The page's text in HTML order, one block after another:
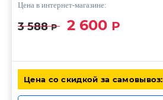
Цена в интернет-магазине:
3 588Р 2 600 Р
Цена со скидкой за самовывоз: